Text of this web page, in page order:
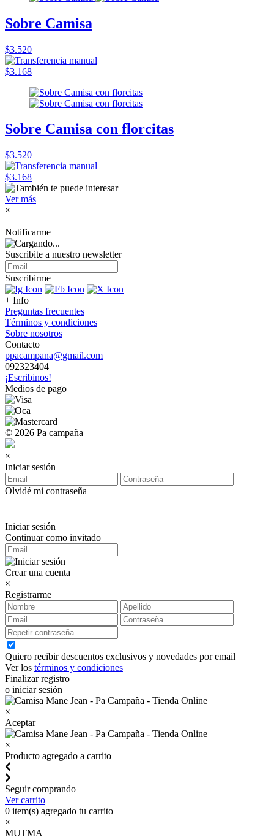
Sobre Camisa
$3.520
$3.168
Sobre Camisa con florcitas
$3.520
$3.168
Ver más
×
Notificarme
Suscribite a nuestro newsletter
Suscribirme
+ Info
Preguntas frecuentes
Términos y condiciones
Sobre nosotros
Contacto
ppacampana@gmail.com
092323404
¡Escribinos!
Medios de pago
© 2026 Pa campaña
×
Iniciar sesión
Olvidé mi contraseña
Iniciar sesión
Continuar como invitado
Crear una cuenta
×
Registrarme
Quiero recibir descuentos exclusivos y novedades por email
Ver los términos y condiciones
Finalizar registro
o iniciar sesión
×
Aceptar
×
Producto agregado a carrito
Seguir comprando
Ver carrito
0 item(s) agregado tu carrito
×
MUTMA